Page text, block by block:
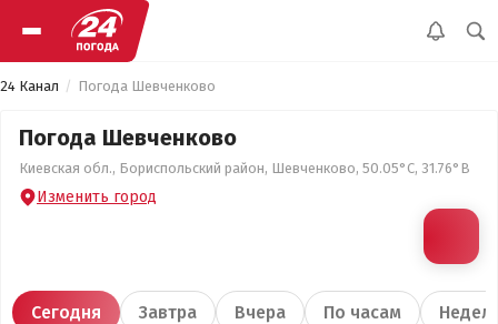
24 Канал Погода Шевченково
Погода Шевченково
Киевская обл., Бориспольский район, Шевченково, 50.05°С, 31.76°В
Изменить город
Сегодня Завтра Вчера По часам